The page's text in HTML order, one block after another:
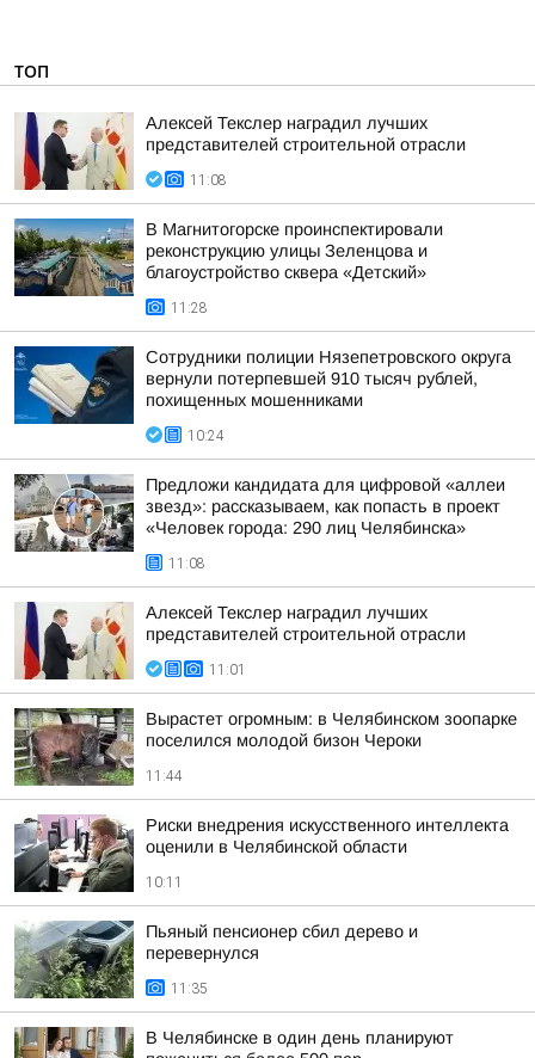
ТОП
Алексей Текслер наградил лучших
представителей строительной отрасли
11:08
В Магнитогорске проинспектировали
реконструкцию улицы Зеленцова и
благоустройство сквера «Детский»
11:28
Сотрудники полиции Нязепетровского округа
вернули потерпевшей 910 тысяч рублей,
похищенных мошенниками
10:24
Предложи кандидата для цифровой «аллеи
звезд»: рассказываем, как попасть в проект
«Человек города: 290 лиц Челябинска»
11:08
Алексей Текслер наградил лучших
представителей строительной отрасли
11:01
Вырастет огромным: в Челябинском зоопарке
поселился молодой бизон Чероки
11:44
Риски внедрения искусственного интеллекта
оценили в Челябинской области
10:11
Пьяный пенсионер сбил дерево и
перевернулся
11:35
В Челябинске в один день планируют